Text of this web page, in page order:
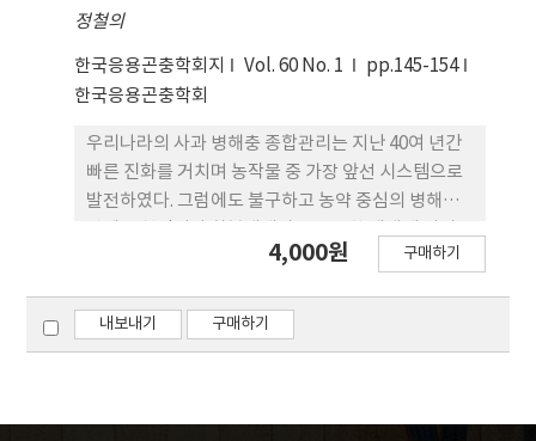
정철의
한국응용곤충학회지 Vol. 60 No. 1
pp.145-154
한국응용곤충학회
우리나라의 사과 병해충 종합관리는 지난 40여 년간
빠른 진화를 거치며 농작물 중 가장 앞선 시스템으로
발전하였다. 그럼에도 불구하고 농약 중심의 병해충
를 저해하고 있다. 사과는 전형적인 타가수분 작물로
다. 이에, 현행 사과 IPM체계에 화분매개자 등 유용생
물 활동을 조장할 수 있는 방안을 추가하여 화분매개
리는 기본적으로 발생 예찰, 관리 의사결정, 관리방안
4,000원 구매하기
내보내기 구매하기